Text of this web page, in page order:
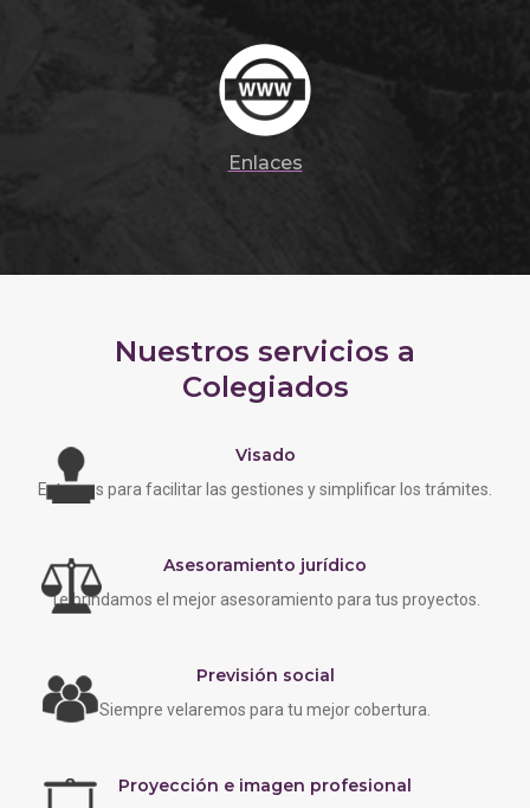
Enlaces
Nuestros servicios a
Colegiados
Visado
Estamos para facilitar las gestiones y simplificar los trámites.
Asesoramiento jurídico
Te brindamos el mejor asesoramiento para tus proyectos.
Previsión social
Siempre velaremos para tu mejor cobertura.
Proyección e imagen profesional